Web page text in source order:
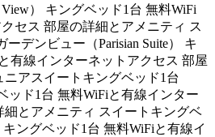
View） キングベッド1台 無料WiFi
セス 部屋の詳細とアメニティ ス
デンビュー（Parisian Suite） キ
有線インターネットアクセス 部屋
アスイートキングベッド1台
ッド1台 無料WiFiと有線インター
とアメニティ スイートキングベ
キングベッド1台 無料WiFiと有線イ